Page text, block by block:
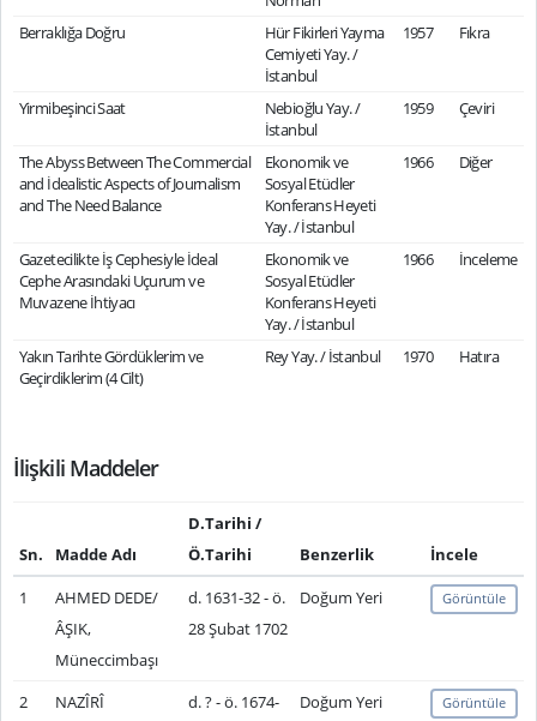
Berraklığa Doğru
Hür Fikirleri Yayma
Cemiyeti Yay. /
İstanbul
1957 Fıkra
Yirmibeşinci Saat
Nebioğlu Yay. /
İstanbul
1959 Çeviri
The Abyss Between The Commercial
and İdealistic Aspects of Journalism
and The Need Balance
Ekonomik ve
Sosyal Etüdler
Konferans Heyeti
Yay. / İstanbul
1966 Diğer
Gazetecilikte İş Cephesiyle İdeal
Cephe Arasındaki Uçurum ve
Muvazene İhtiyacı
Ekonomik ve
Sosyal Etüdler
Konferans Heyeti
Yay. / İstanbul
1966 İnceleme
Yakın Tarihte Gördüklerim ve
Geçirdiklerim (4 Cilt)
Rey Yay. / İstanbul 1970 Hatıra
İlişkili Maddeler
Sn. Madde Adı
D.Tarihi /
Ö.Tarihi
Benzerlik
İncele
1
AHMED DEDE/
ÂŞIK,
Müneccimbaşı
d. 1631-32 - ö.
28 Şubat 1702
Doğum Yeri Görüntüle
2 NAZÎRÎ
d. ? - ö. 1674-
Doğum Yeri Görüntüle